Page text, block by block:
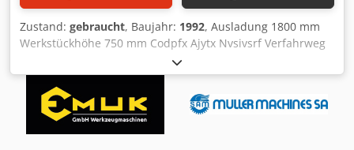
Zustand: gebraucht, Baujahr: 1992, Ausladung 1800 mm
Werkstückhöhe 750 mm Codpfx Ajytx Nvsivsrf Verfahrweg
4000 mm Tischbreite 5500 mm Die techn. Daten sind
Hersteller- bzw. Betreiberangaben und daher für uns
unverbindlich. Einen Zwischenverkauf behalten wir uns
vor; es gelten ausschließlich unsere Geschäfts- und
Verkaufsbedingungen. Über uns mehr als 400 eigene